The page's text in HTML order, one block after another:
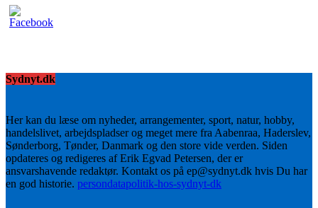
Sydnyt.dk
Her kan du læse om nyheder, arrangementer, sport, natur, hobby,
handelslivet, arbejdspladser og meget mere fra Aabenraa, Haderslev,
Sønderborg, Tønder, Danmark og den store vide verden. Siden
opdateres og redigeres af Erik Egvad Petersen, der er
ansvarshavende redaktør. Kontakt os på ep@sydnyt.dk hvis Du har
en god historie. persondatapolitik-hos-sydnyt-dk